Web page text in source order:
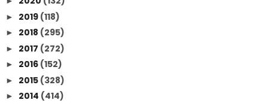
► 2019 (118)
► 2018 (295)
► 2017 (272)
► 2016 (152)
► 2015 (328)
► 2014 (414)